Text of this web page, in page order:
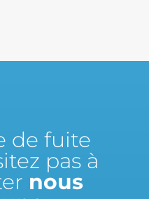
de fuite
pas à
nous